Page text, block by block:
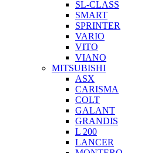
SL-CLASS
SMART
SPRINTER
VARIO
VITO
VIANO
MITSUBISHI
ASX
CARISMA
COLT
GALANT
GRANDIS
L 200
LANCER